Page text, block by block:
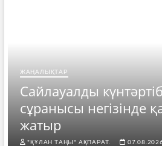
ЖАҢАЛЫҚТАР
Сайлауалды
сұранысы негізінде
жатыр
"ҚҰЛАН ТАҢЫ" АҚПАРАТ.